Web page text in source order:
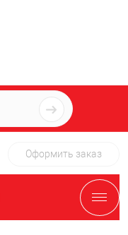
+7 (939) 716-10-06
пн-пт 7:00-16:00 МСК
Оформить заказ